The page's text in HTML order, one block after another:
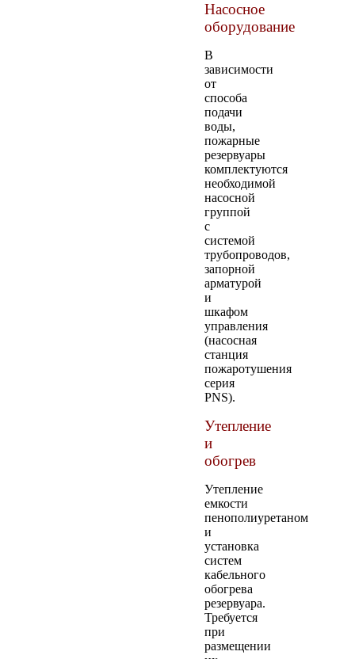
Насосное
оборудование
В
зависимости
от
способа
подачи
воды,
пожарные
резервуары
комплектуются
необходимой
насосной
группой
с
системой
трубопроводов,
запорной
арматурой
и
шкафом
управления
(насосная
станция
пожаротушения
серия
PNS).
Утепление
и
обогрев
Утепление
емкости
пенополиуретаном
и
установка
систем
кабельного
обогрева
резервуара.
Требуется
при
размещении